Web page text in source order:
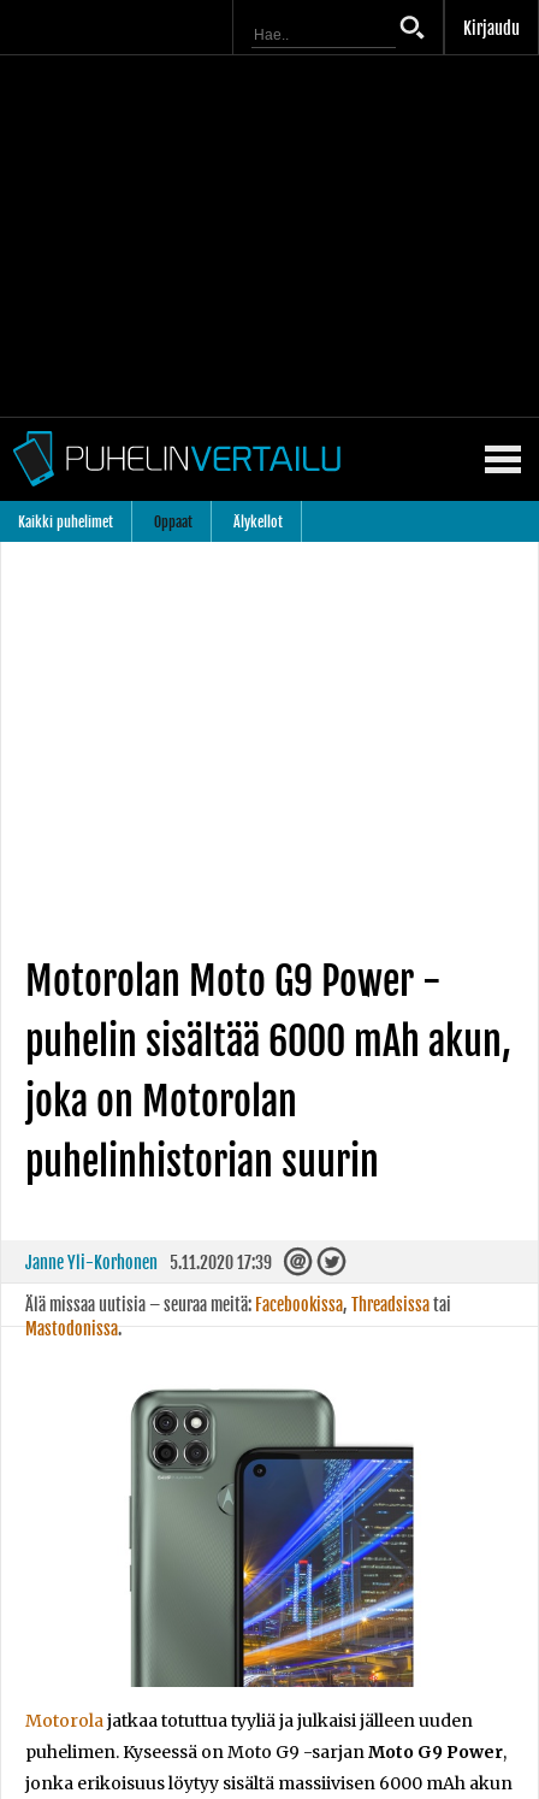
Kirjaudu
Kaikki puhelimet Oppaat Älykellot
Motorolan Moto G9 Power -
puhelin sisältää 6000 mAh akun,
joka on Motorolan
puhelinhistorian suurin
Janne Yli-Korhonen 5.11.2020 17:39
Älä missaa uutisia – seuraa meitä: Facebookissa, Threadsissatai
Mastodonissa.
Motorolajatkaa totuttua tyyliä ja julkaisi jälleen uuden
puhelimen. Kyseessä on Moto G9 -sarjanMoto G9 Power,
jonka erikoisuus löytyy sisältä massiivisen 6000 mAh akun